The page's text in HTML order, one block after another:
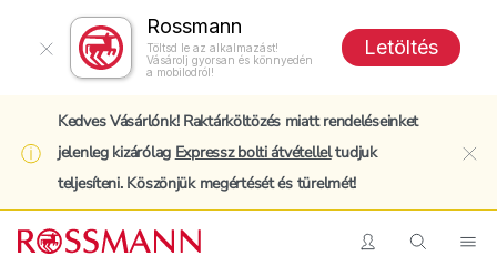
Rossmann
Töltsd le az alkalmazást!
Vásárolj gyorsan és könnyedén
a mobilodról!
Letöltés
Kedves Vásárlónk! Raktárköltözés miatt rendeléseinket
jelenleg kizárólag Expressz bolti átvételleltudjuk
teljesíteni. Köszönjük megértését és türelmét!
BelépésKeresés
Keresés